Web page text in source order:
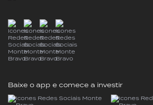
Baixe o app e comece a investir